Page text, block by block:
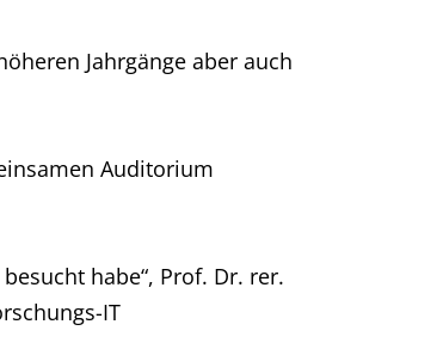
Jahrgänge aber auch
Auditorium
habe“, Prof. Dr. rer.
IT